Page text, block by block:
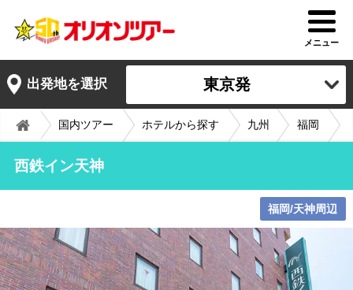
メニュー
出発地を選択 東京発
国内ツアー ホテルから探す 九州 福岡
西鉄イン天神
福岡/天神周辺